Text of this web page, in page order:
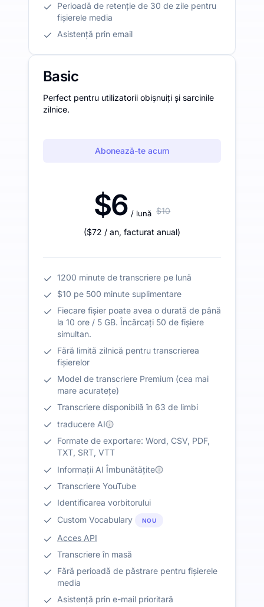
Perioadă de retenție de 30 de zile pentru
fișierele media
Asistență prin email
Basic
Perfect pentru utilizatorii obișnuiți și sarcinile
zilnice.
Abonează-te acum
$6 / lună $10
($72 / an, facturat anual)
1200 minute de transcriere pe lună
$10 pe 500 minute suplimentare
Fiecare fișier poate avea o durată de până
la 10 ore / 5 GB. Încărcați 50 de fișiere
simultan.
Fără limită zilnică pentru transcrierea
fișierelor
Model de transcriere Premium (cea mai
mare acuratețe)
Transcriere disponibilă în 63 de limbi
traducere AI
Formate de exportare: Word, CSV, PDF,
TXT, SRT, VTT
Informații AI Îmbunătățite
Transcriere YouTube
Identificarea vorbitorului
Custom Vocabulary
NOU
Acces API
Transcriere în masă
Fără perioadă de păstrare pentru fișierele
media
Asistență prin e-mail prioritară